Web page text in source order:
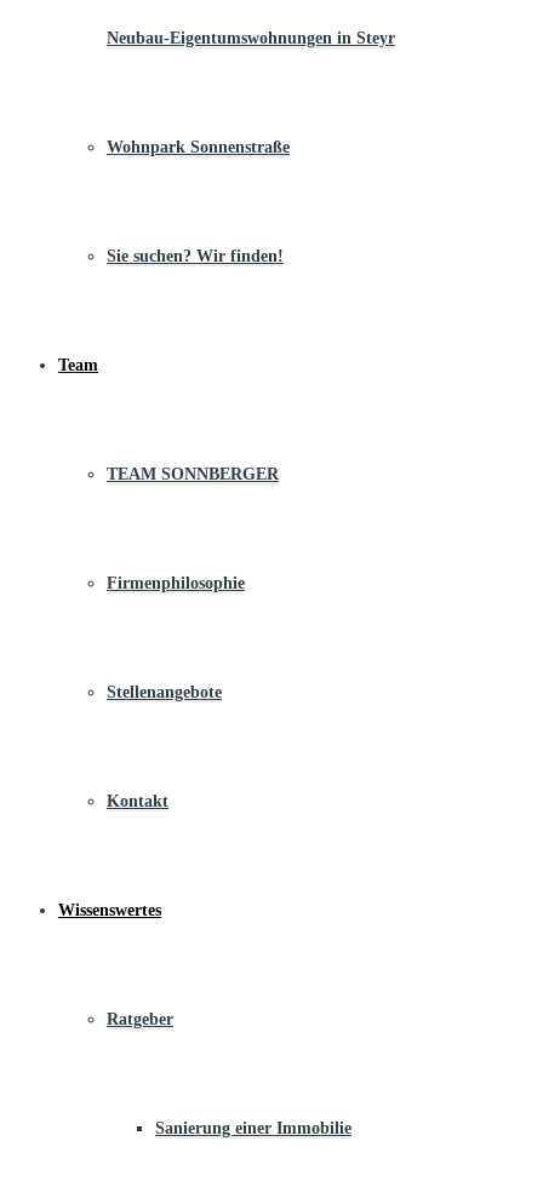
Neubau-Eigentumswohnungen in Steyr
Wohnpark Sonnenstraße
Sie suchen? Wir finden!
Team
TEAM SONNBERGER
Firmenphilosophie
Stellenangebote
Kontakt
Wissenswertes
Ratgeber
Sanierung einer Immobilie